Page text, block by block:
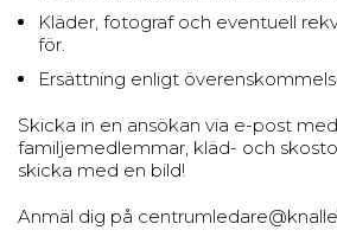
Kläder, fotograf och eventuell
för.
Ersättning enligt
Skicka in en ansökan via e-post
familjemedlemmar, kläd- och
skicka med en bild!
Anmäl dig på